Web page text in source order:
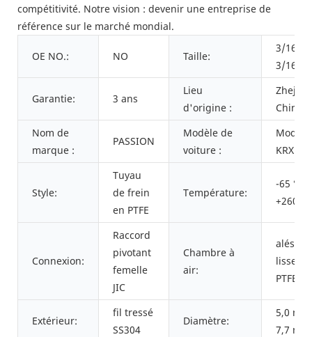
compétitivité. Notre vision : devenir une entreprise de
référence sur le marché mondial.
OE NO.: NO Taille:
3/16",
3/16"
Garantie: 3 ans
Lieu
d'origine :
Chine
Nom de
marque :
PASSION
Modèle de
voiture :
KRX
Style:
Tuyau
de frein
en PTFE
Température:
-65 °C à
+260 °C
Connexion:
Raccord
pivotant
femelle
JIC
Chambre à
air:
alésage
lisse en
PTFE
Extérieur:
fil tressé
SS304
Diamètre:
5,0
7,7 mm